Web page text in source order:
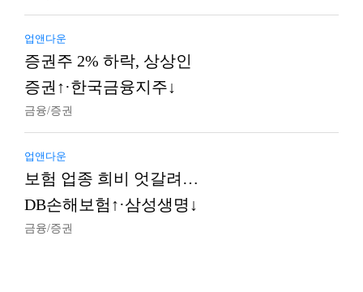
업앤다운
증권주 2% 하락, 상상인
증권↑·한국금융지주↓
금융/증권
업앤다운
보험 업종 희비 엇갈려…
DB손해보험↑·삼성생명↓
금융/증권